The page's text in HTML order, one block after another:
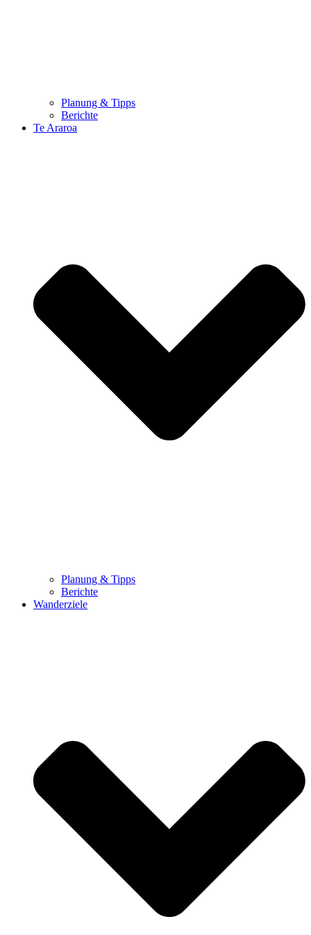
Planung & Tipps
Berichte
Te Araroa
Planung & Tipps
Berichte
Wanderziele